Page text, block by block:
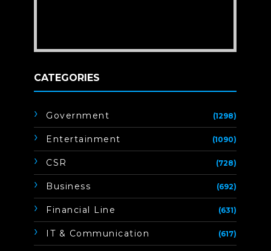
CATEGORIES
Government (1298)
Entertainment (1090)
CSR (728)
Business (692)
Financial Line (631)
IT & Communication (617)